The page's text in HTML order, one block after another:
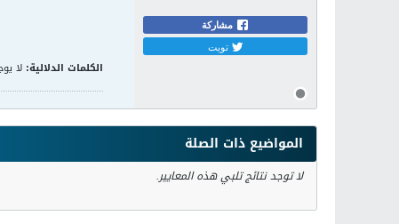
مشاركة
تويت
الكلمات الدلالية: لا
المواضيع ذات الصلة
لا توجد نتائج تلبي هذه المعايير.